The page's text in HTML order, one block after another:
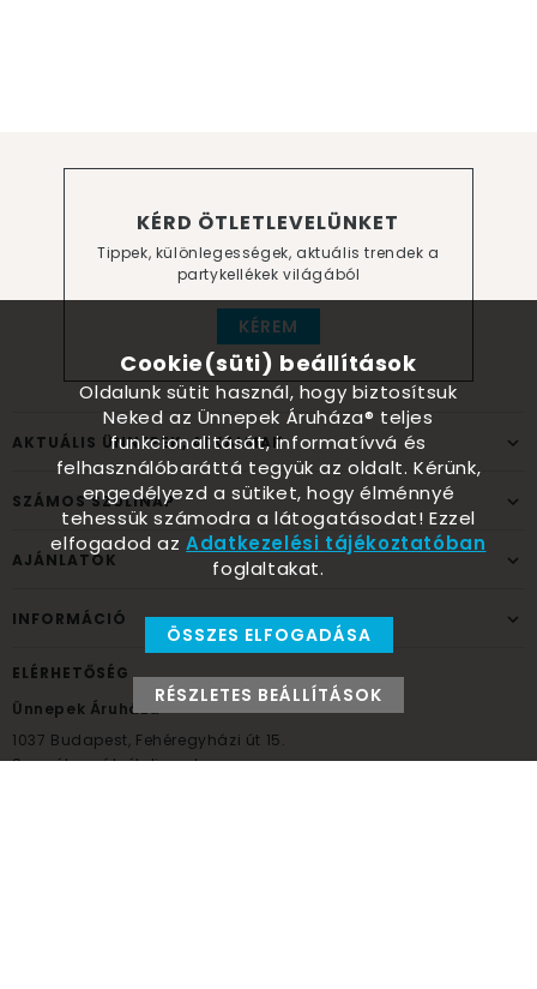
KÉRD ÖTLETLEVELÜNKET
Tippek, különlegességek, aktuális trendek a
partykellékek világából
KÉREM
AKTUÁLIS ÜNNEPEK, ALKALMAK
SZÁMOS SZÜLINAP
AJÁNLATOK
INFORMÁCIÓ
ELÉRHETŐSÉG
Ünnepek Áruháza
1037 Budapest, Fehéregyházi út 15.
Személyes átvételi pont
Cookie(süti) beállítások
Oldalunk sütit használ, hogy biztosítsuk
Neked az Ünnepek Áruháza® teljes
funkcionalitását, informatívvá és
felhasználóbaráttá tegyük az oldalt. Kérünk,
engedélyezd a sütiket, hogy élménnyé
tehessük számodra a látogatásodat! Ezzel
elfogadod azAdatkezelési tájékoztatóban
foglaltakat.
ÖSSZES ELFOGADÁSA
RÉSZLETES BEÁLLÍTÁSOK